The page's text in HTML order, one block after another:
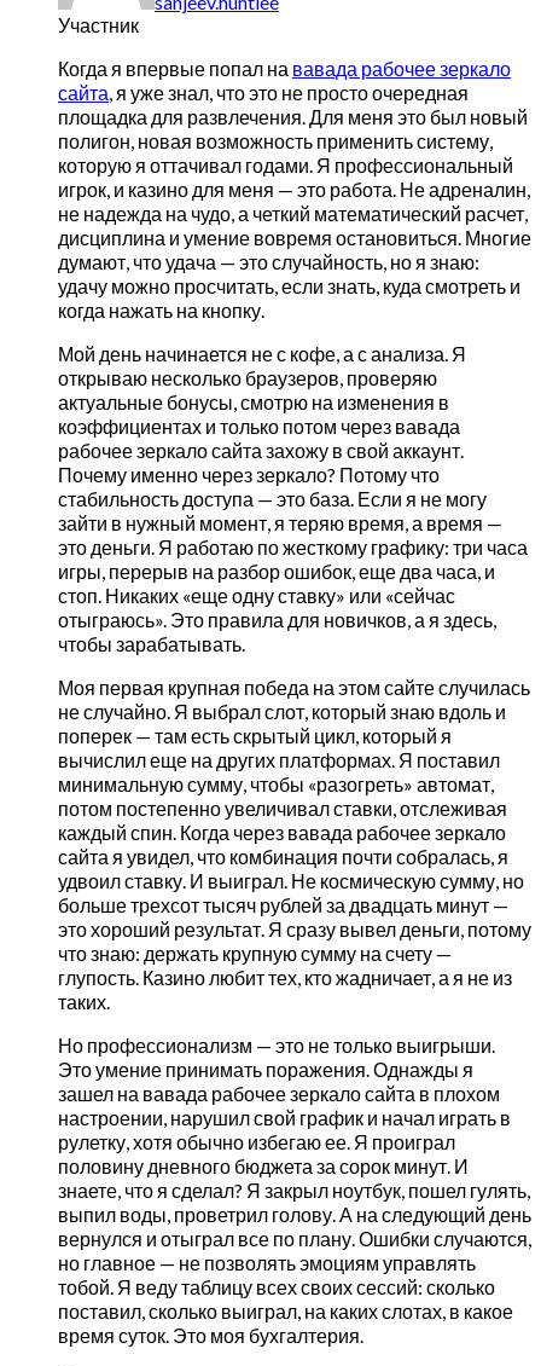
Участник
Когда я впервые попал на вавада рабочее зеркало
сайта, я уже знал, что это не просто очередная
площадка для развлечения. Для меня это был новый
полигон, новая возможность применить систему,
которую я оттачивал годами. Я профессиональный
игрок, и казино для меня — это работа. Не адреналин,
не надежда на чудо, а четкий математический расчет,
дисциплина и умение вовремя остановиться. Многие
думают, что удача — это случайность, но я знаю:
удачу можно просчитать, если знать, куда смотреть и
когда нажать на кнопку.
Мой день начинается не с кофе, а с анализа. Я
открываю несколько браузеров, проверяю
актуальные бонусы, смотрю на изменения в
коэффициентах и только потом через вавада
рабочее зеркало сайта захожу в свой аккаунт.
Почему именно через зеркало? Потому что
стабильность доступа — это база. Если я не могу
зайти в нужный момент, я теряю время, а время —
это деньги. Я работаю по жесткому графику: три часа
игры, перерыв на разбор ошибок, еще два часа, и
стоп. Никаких «еще одну ставку» или «сейчас
отыграюсь». Это правила для новичков, а я здесь,
чтобы зарабатывать.
Моя первая крупная победа на этом сайте случилась
не случайно. Я выбрал слот, который знаю вдоль и
поперек — там есть скрытый цикл, который я
вычислил еще на других платформах. Я поставил
минимальную сумму, чтобы «разогреть» автомат,
потом постепенно увеличивал ставки, отслеживая
каждый спин. Когда через вавада рабочее зеркало
сайта я увидел, что комбинация почти собралась, я
удвоил ставку. И выиграл. Не космическую сумму, но
больше трехсот тысяч рублей за двадцать минут —
это хороший результат. Я сразу вывел деньги, потому
что знаю: держать крупную сумму на счету —
глупость. Казино любит тех, кто жадничает, а я не из
таких.
Но профессионализм — это не только выигрыши.
Это умение принимать поражения. Однажды я
зашел на вавада рабочее зеркало сайта в плохом
настроении, нарушил свой график и начал играть в
рулетку, хотя обычно избегаю ее. Я проиграл
половину дневного бюджета за сорок минут. И
знаете, что я сделал? Я закрыл ноутбук, пошел гулять,
выпил воды, проветрил голову. А на следующий день
вернулся и отыграл все по плану. Ошибки случаются,
но главное — не позволять эмоциям управлять
тобой. Я веду таблицу всех своих сессий: сколько
поставил, сколько выиграл, на каких слотах, в какое
время суток. Это моя бухгалтерия.